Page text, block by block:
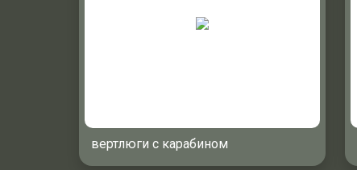
вертлюги с карабином